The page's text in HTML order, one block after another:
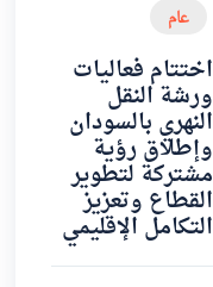
عام
اختتام فعاليات
ورشة النقل
النهري بالسودان
وإطلاق رؤية
مشتركة لتطوير
القطاع وتعزيز
التكامل الإقليمي